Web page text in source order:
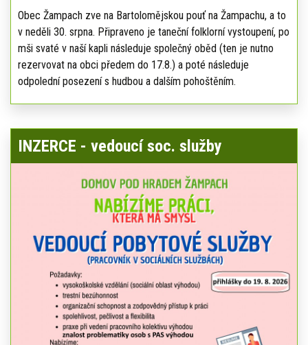
Obec Žampach zve na Bartolomějskou pouť na Žampachu, a to
v neděli 30. srpna. Připraveno je taneční folklorní vystoupení, po
mši svaté v naší kapli následuje společný oběd (ten je nutno
rezervovat na obci předem do 17.8.) a poté následuje
odpolední posezení s hudbou a dalším pohoštěním.
INZERCE - vedoucí soc. služby